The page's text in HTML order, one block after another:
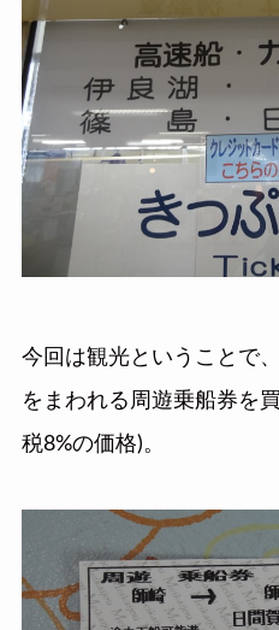
今回は観光ということで
をまわれる周遊乗船券を
税8%の価格)。